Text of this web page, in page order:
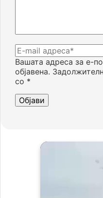
Вашата адреса за е-
објавена.
со *